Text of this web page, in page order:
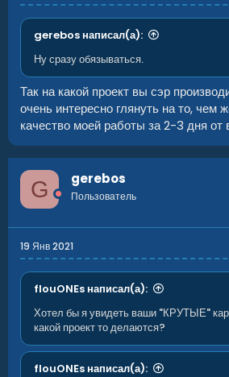
gerebos написал(а):
Ну сразу обязываться.
Так на какой проект вы сэр
очень интересно глянуть на то, чем
качество моей работы за 2-3 дня от
G gerebos
Пользователь
19 Янв 2021
flouONEs написал(а):
Хотел бы я увидеть ваши "КРУТЫЕ"
какой проект то делаются?
flouONEs написал(а):